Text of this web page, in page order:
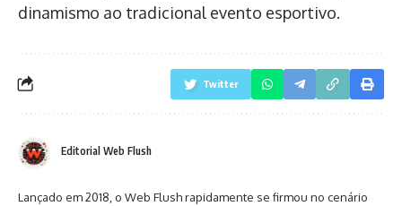
dinamismo ao tradicional evento esportivo.
Twitter
Editorial Web Flush
Lançado em 2018, o Web Flush rapidamente se firmou no cenário